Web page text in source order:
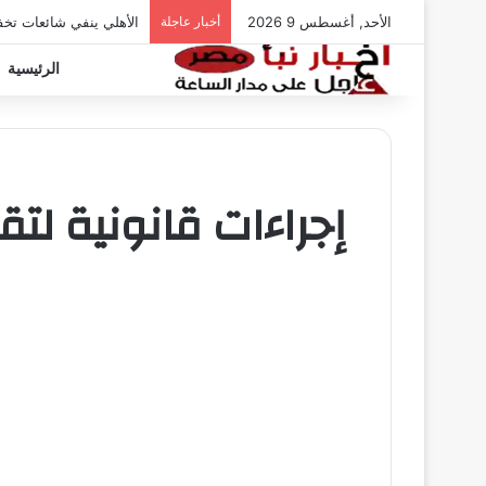
الأحد, أغسطس 9 2026 أخبار عاجلة الأهلي ينفي شائعات
الرئيسية
إجراءات قانونية